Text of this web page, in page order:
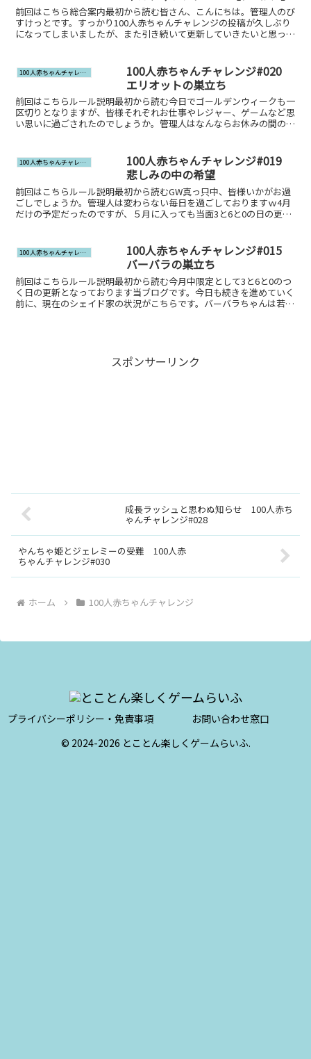
前回はこちら総合案内最初から読む皆さん、こんにちは。管理人のび
すけっとです。すっかり100人赤ちゃんチャレンジの投稿が久しぶり
になってしまいましたが、また引き続いて更新していきたいと思って
100人赤ちゃんチャレンジ
100人赤ちゃんチャレンジ#020
エリオットの巣立ち
前回はこちらルール説明最初から読む今日でゴールデンウィークも一
区切りとなりますが、皆様それぞれお仕事やレジャー、ゲームなど思
い思いに過ごされたのでしょうか。管理人はなんならお休みの間の方
100人赤ちゃんチャレンジ
100人赤ちゃんチャレンジ#019
悲しみの中の希望
前回はこちらルール説明最初から読むGW真っ只中、皆様いかがお過
ごしでしょうか。管理人は変わらない毎日を過ごしておりますｗ4月
だけの予定だったのですが、５月に入っても当面3と6と0の日の更新
100人赤ちゃんチャレンジ
100人赤ちゃんチャレンジ#015
バーバラの巣立ち
前回はこちらルール説明最初から読む今月中限定として3と6と0のつ
く日の更新となっております当ブログです。今日も続きを進めていく
前に、現在のシェイド家の状況がこちらです。バーバラちゃんは若者
スポンサーリンク
成長ラッシュと思わぬ知らせ 100人赤ち
ゃんチャレンジ#028
やんちゃ姫とジェレミーの受難 100人赤
ちゃんチャレンジ#030
ホーム 100人赤ちゃんチャレンジ
プライバシーポリシー・免責事項
お問い合わせ窓口
© 2024-2026 とことん楽しくゲームらいふ.